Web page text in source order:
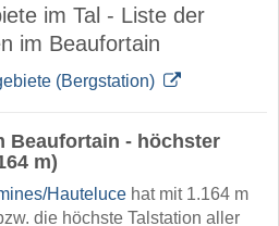
im Tal - Liste der
im Beaufortain
(Bergstation)
Beaufortain - höchster
m)
​Hauteluce hat mit 1.164 m
die höchste Talstation aller